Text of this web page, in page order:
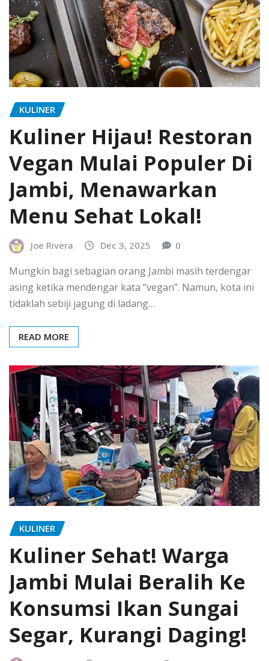
KULINER
Kuliner Hijau! Restoran
Vegan Mulai Populer Di
Jambi, Menawarkan
Menu Sehat Lokal!
Joe Rivera Dec 3, 2025 0
Mungkin bagi sebagian orang Jambi masih terdengar
asing ketika mendengar kata “vegan”. Namun, kota ini
tidaklah sebiji jagung di ladang…
READ MORE
KULINER
Kuliner Sehat! Warga
Jambi Mulai Beralih Ke
Konsumsi Ikan Sungai
Segar, Kurangi Daging!